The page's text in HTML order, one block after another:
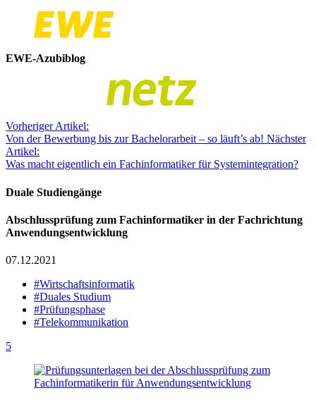
EWE-Azubiblog
Vorheriger Artikel:
Von der Bewerbung bis zur Bachelorarbeit – so läuft’s ab! Nächster
Artikel:
Was macht eigentlich ein Fachinformatiker für Systemintegration?
Duale Studiengänge
Abschlussprüfung zum Fachinformatiker in der Fachrichtung
Anwendungsentwicklung
07.12.2021
#Wirtschaftsinformatik
#Duales Studium
#Prüfungsphase
#Telekommunikation
5